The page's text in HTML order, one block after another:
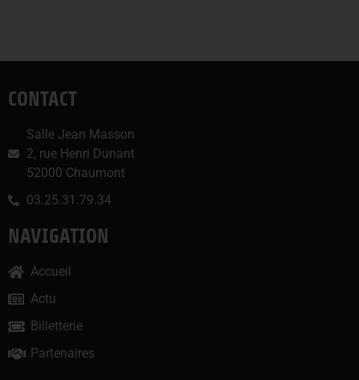
CONTACT
Salle Jean Masson
2, rue Henri Dunant
52000 Chaumont
03.25.31.79.34
NAVIGATION
Accueil
Actu
Billetterie
Partenaires